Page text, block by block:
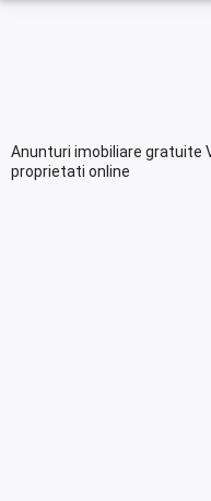
Anunturi imobiliare gratuite
proprietati online